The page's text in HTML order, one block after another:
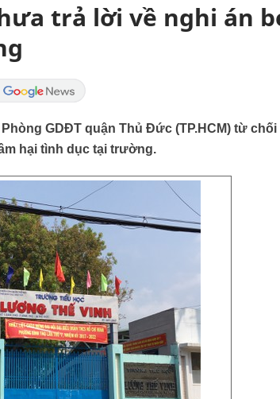
trả lời về nghi án
GDĐT quận Thủ Đức (TP.HCM) từ chối
hại tình dục tại trường.